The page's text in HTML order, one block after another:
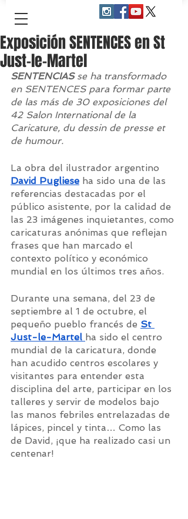
Exposición SENTENCES en St
Just-le-Martel
SENTENCIAS se ha transformado
en SENTENCES para formar parte
de las más de 30 exposiciones del
42 Salon International de la
Caricature, du dessin de presse et
de humour.
La obra del ilustrador argentino
David Pugliese ha sido una de las
referencias destacadas por el
público asistente, por la calidad de
las 23 imágenes inquietantes, como
caricaturas anónimas que reflejan
frases que han marcado el
contexto político y económico
mundial en los últimos tres años.
Durante una semana, del 23 de
septiembre al 1 de octubre, el
pequeño pueblo francés de St
Just-le-Martel ha sido el centro
mundial de la caricatura, donde
han acudido centros escolares y
visitantes para entender esta
disciplina del arte, participar en los
talleres y servir de modelos bajo
las manos febriles entrelazadas de
lápices, pincel y tinta… Como las
de David, ¡que ha realizado casi un
centenar!